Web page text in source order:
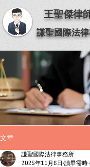
王聖傑律
謙聖國際法
文章
謙聖國際法律事務所
2025年11月8日 讀畢需時